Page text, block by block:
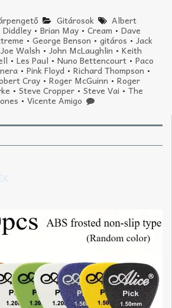
Gitárosok Albert
Diddley • Brian May • Cream • Dave
• George Benson • gitáros • Jack
Joe Walsh • John McLaughlin • Keith
• Les Paul • Nuno Bettencourt • Paco
• Pink Floyd • Richard Thompson •
Cray • Roger McGuinn • Roger
• Steve Cropper • Steve Vai • The
• Vicente Amigo